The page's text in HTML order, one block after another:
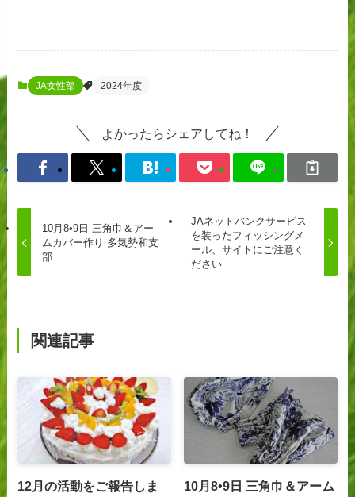
JA女性部 2024年度
よかったらシェアしてね！
10月8•9日 三角巾＆アー
ムカバー作り 多気勢和支
部
JAネットバンクサービス
を装ったフィッシングメ
ール、サイトにご注意く
ださい
関連記事
12月の活動をご報告しま
10月8•9日 三角巾＆アーム